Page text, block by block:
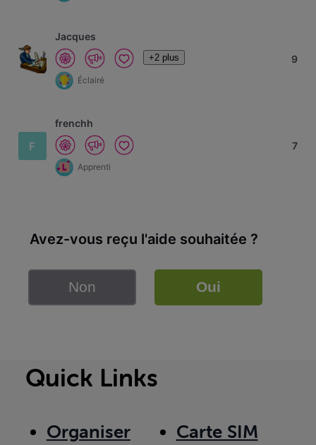
Jacques
+2 plus
Éclairé
9
F
frenchh
Apprenti
7
Avez-vous reçu l'aide souhaitée ?
Non Oui
Quick Links
Organiser
Carte SIM